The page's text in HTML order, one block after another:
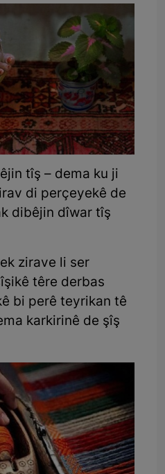
tîş – dema ku ji
di perçeyekê de
dibêjin dîwar tîş
zirave li ser
têre derbas
bi perê teyrikan tê
karkirinê de şîş